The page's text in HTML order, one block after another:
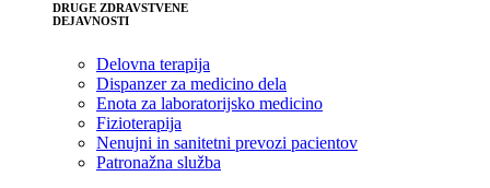
DRUGE ZDRAVSTVENE
DEJAVNOSTI
Delovna terapija
Dispanzer za medicino dela
Enota za laboratorijsko medicino
Fizioterapija
Nenujni in sanitetni prevozi pacientov
Patronažna služba